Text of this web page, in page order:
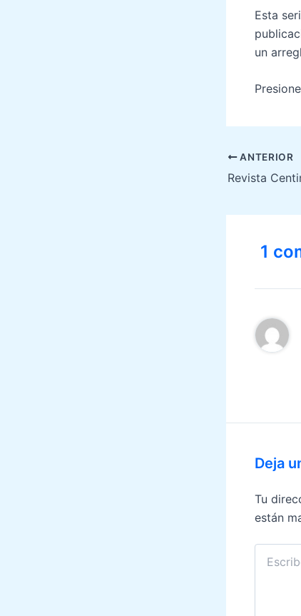
Esta
un
Navegación
de
ANTERIOR
Revista
1
Deja
Tu
están
Escribe
aquí...